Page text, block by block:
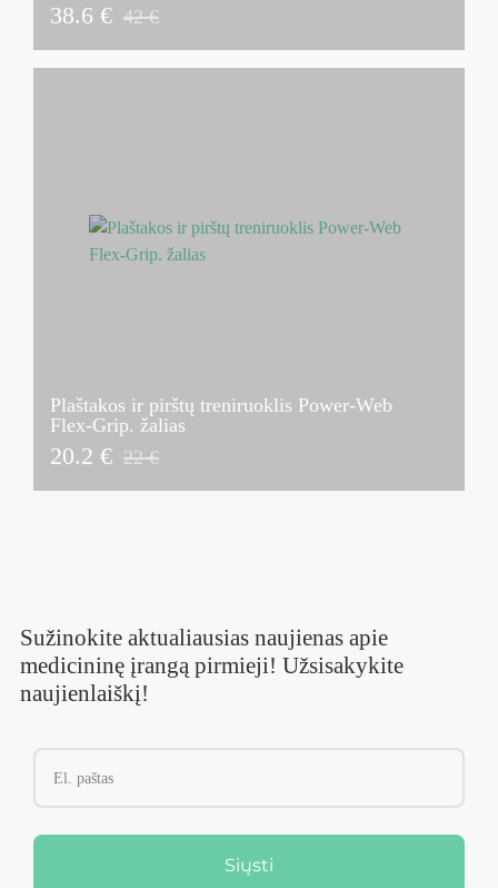
38.6 € 42 €
Plaštakos ir pirštų treniruoklis Power-Web
Flex-Grip. žalias
20.2 € 22 €
Sužinokite aktualiausias naujienas apie
medicininę įrangą pirmieji! Užsisakykite
naujienlaiškį!
Siųsti